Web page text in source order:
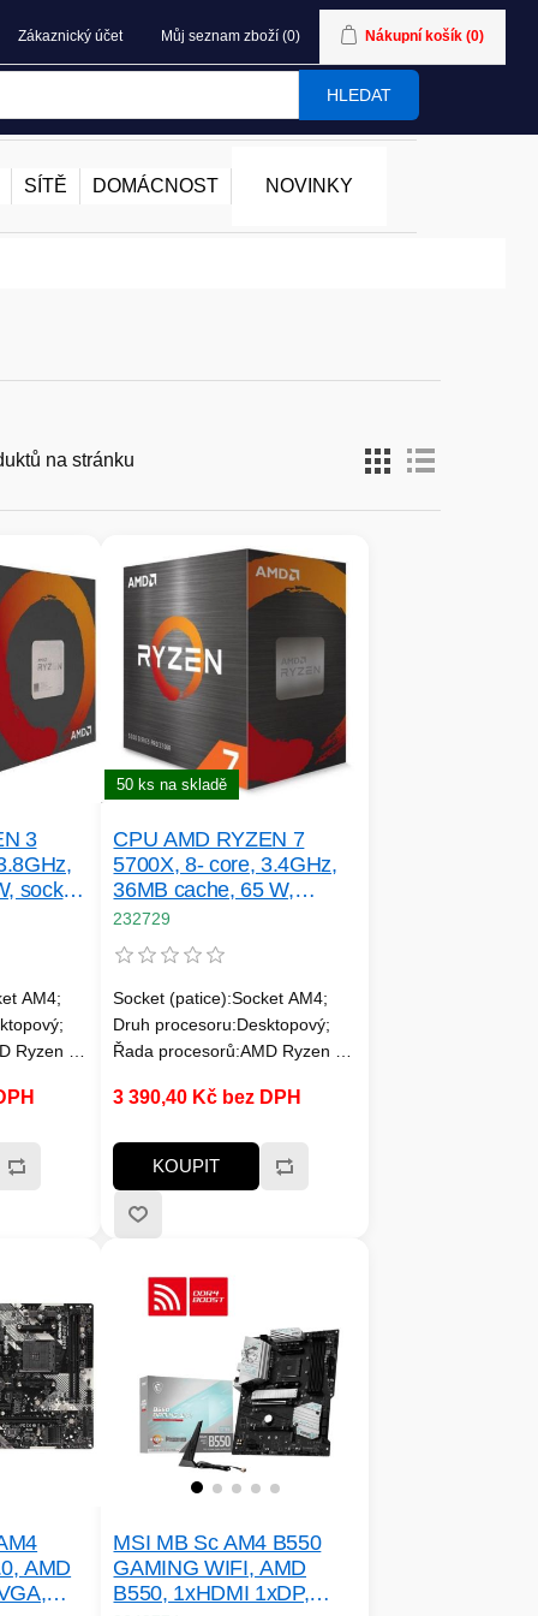
Zákaznický účet Můj seznam zboží (0) Nákupní košík (0)
HLEDAT
SÍTĚ DOMÁCNOST NOVINKY
na stránku
3
socket
AM4;
Ryzen 3;
dle
L3
50 ks na skladě
CPU AMD RYZEN 7
5700X, 8- core, 3.4GHz,
36MB cache, 65 W,
socket AM4, bez chladiče,
232729
Socket (patice):Socket AM4;
Druh procesoru:Desktopový;
Řada procesorů:AMD Ryzen 7;
cache:32; Vybavení
HyperThreading, Otevřený
násobič
3 390,40 Kč bez DPH
KOUPIT
AMD
MSI MB Sc AM4 B550
GAMING WIFI, AMD
B550, 1xHDMI 1xDP,